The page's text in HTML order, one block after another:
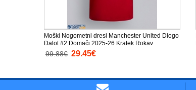
Moški Nogometni dresi Manchester United Diogo
Dalot #2 Domači 2025-26 Kratek Rokav
99.88€ 29.45€